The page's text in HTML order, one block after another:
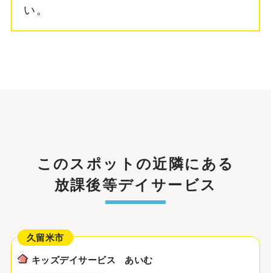
い。
このスポットの近隣にある
放課後等デイサービス
キッズデイサービス あいむ
久留米市